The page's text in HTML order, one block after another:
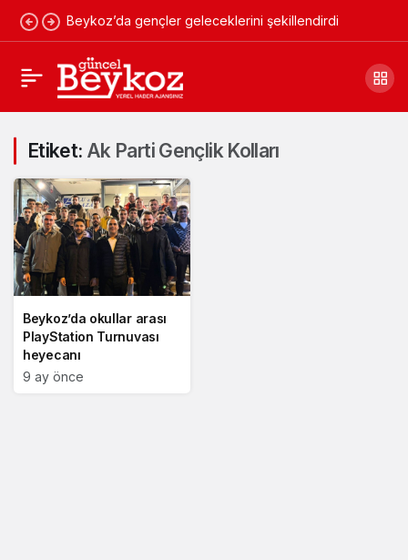
Beykoz’da gençler geleceklerini şekillendirdi
Etiket: Ak Parti Gençlik Kolları
Beykoz’da okullar arası
PlayStation Turnuvası
heyecanı
9 ay önce